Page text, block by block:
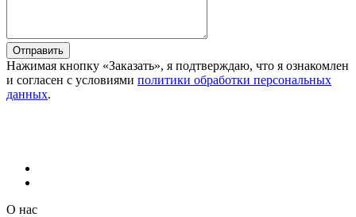
Отправить
Нажимая кнопку «Заказать», я подтверждаю, что я ознакомлен
и согласен с условиями политики обработки персональных
данных.
О нас